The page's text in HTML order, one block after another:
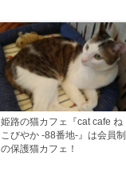
姫路の猫カフェ『cat cafe ね
こびやか -88番地-』は会員制
の保護猫カフェ！